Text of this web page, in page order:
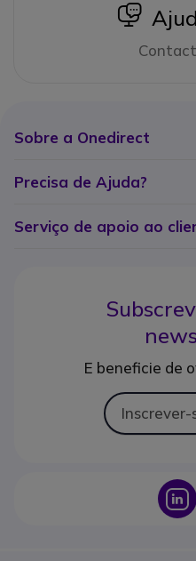
icon
Sobre a Onedirect
Precisa de Ajuda?
Serviço de apoio ao
E beneficie de
Inscrever-